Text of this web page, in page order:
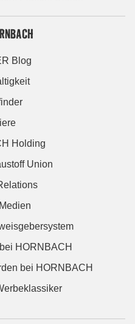
Blog
Holding
Union
HORNBACH
bei HORNBACH